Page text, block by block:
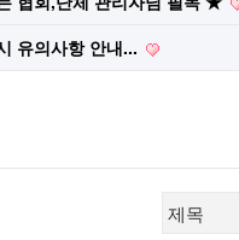
유의사항 안내...